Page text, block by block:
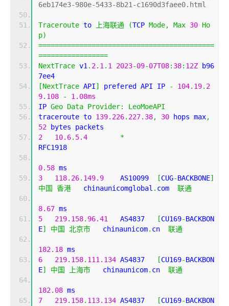
6eb174e3-980e-5433-8b21-c1690d3faee0.html
Traceroute to 上海联通 (TCP Mode, Max 30 Ho
p)
===========================================
=================
NextTrace v1. 2.1. 1 2023-09-07T08: 38: 12Z b96
7ee4
[NextTrace API] prefered API IP - 104.19. 2
9.108
-
1.08ms
IP Geo Data Provider:
LeoMoeAPI
traceroute to 139.226. 227.38, 30 hops max,
52 bytes packets
2
10.6. 5.4
*
RFC1918
0.58 ms
3
118.26. 149.9
    AS10099
[CUG-BACKBONE]
中国
香港
   chinaunicomglobal
. com 联通
8.67 ms
5
219.158. 96.41
   AS4837
[CU169-BACKBON
E] 中国 北京市
   chinaunicom
. cn 联通
182.18 ms
6
219.158. 111.134 AS4837 [CU169-BACKBON
E] 中国 上海市
   chinaunicom
. cn 联通
182.08 ms
7
219.158. 113.134 AS4837 [CU169-BACKBON